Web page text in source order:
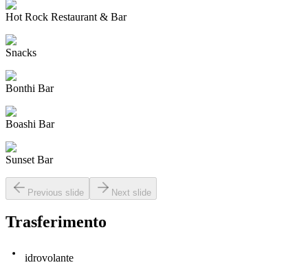
Hot Rock Restaurant & Bar
Snacks
Bonthi Bar
Boashi Bar
Sunset Bar
Previous slide Next slide
Trasferimento
idrovolante